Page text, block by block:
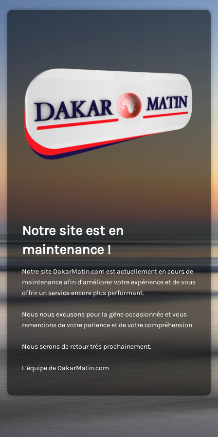
Notre site est en
maintenance !
Notre site DakarMatin.com est actuellement en cours de
maintenance afin d’améliorer votre expérience et de vous
offrir un service encore plus performant.
Nous nous excusons pour la gêne occasionnée et vous
remercions de votre patience et de votre compréhension.
Nous serons de retour très prochainement.
L’équipe de DakarMatin.com